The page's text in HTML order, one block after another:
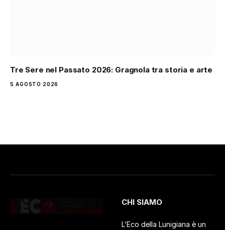
Tre Sere nel Passato 2026: Gragnola tra storia e arte
5 AGOSTO 2026
CHI SIAMO
L’Eco della Lunigiana è un